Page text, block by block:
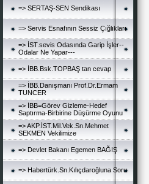
=> SERTAŞ-SEN Sendikası
=> Servis Esnafının Sessiz Çığlıkları
=> İST.sevis Odasında Garip İşler--
Odalar Ne Yapar---
=> İBB.Bsk.TOPBAŞ tan cevap
=> İBB.Danışmanı Prof.Dr.Ermam
TUNCER
=> İBB=Görev Gizleme-Hedef
Saptırma-Birbirine Düşürme Oyunu
=> AKP.İST.Mil.Vek.Sn.Mehmet
SEKMEN Vekilimize
=> Devlet Bakanı Egemen BAĞIŞ
=> Habertürk.Sn.Kılıçdaroğluna Soru